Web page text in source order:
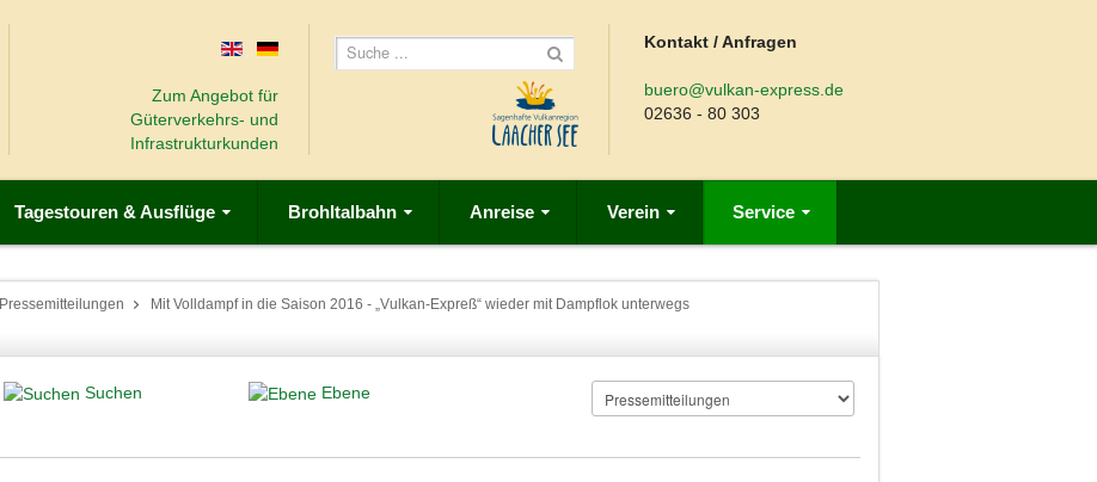
Zum Angebot für
Güterverkehrs- und
Infrastrukturkunden
Kontakt / Anfragen
buero@vulkan-express.de
02636 - 80 303
Tagestouren & Ausflüge Brohltalbahn Anreise Verein Service
Pressemitteilungen
Mit Volldampf in die Saison 2016 - „Vulkan-Expreß“ wieder mit Dampflok unterwegs
Suchen Ebene